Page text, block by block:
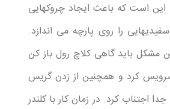
این است که باعث ایجاد چروکهایی
را روی پارچه می اندازد.
مشکل باید گاهی کلاچ رول باز کن
کرد و همچنین از زدن گریس
اجتناب کرد. در زمان کار با کلندر